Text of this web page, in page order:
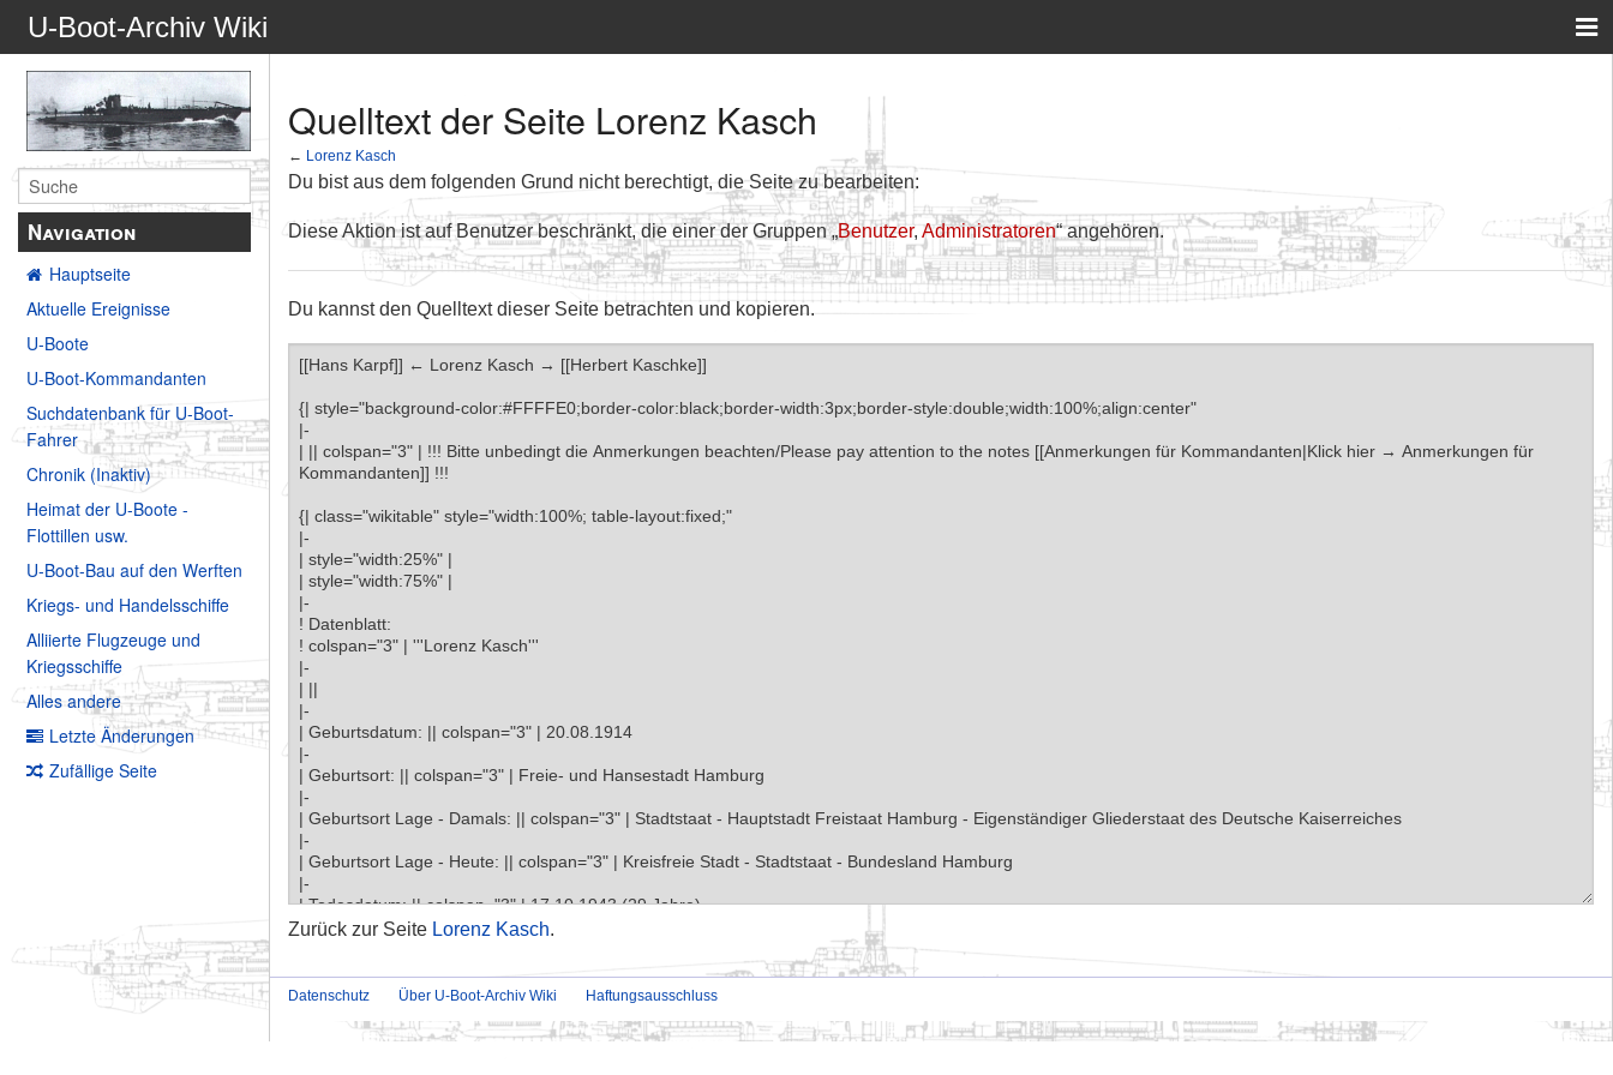
U-Boot-Archiv Wiki
Navigation
Hauptseite
Aktuelle Ereignisse
U-Boote
U-Boot-Kommandanten
Suchdatenbank für U-Boot-
Fahrer
Chronik (Inaktiv)
Heimat der U-Boote -
Flottillen usw.
U-Boot-Bau auf den Werften
Kriegs- und Handelsschiffe
Alliierte Flugzeuge und
Kriegsschiffe
Alles andere
Letzte Änderungen
Zufällige Seite
Quelltext der Seite Lorenz Kasch
← Lorenz Kasch
Du bist aus dem folgenden Grund nicht berechtigt, die Seite zu bearbeiten:
Diese Aktion ist auf Benutzer beschränkt, die einer der Gruppen „Benutzer,Administratoren“ angehören.
Du kannst den Quelltext dieser Seite betrachten und kopieren.
Zurück zur Seite Lorenz Kasch.
Datenschutz Über U-Boot-Archiv Wiki Haftungsausschluss